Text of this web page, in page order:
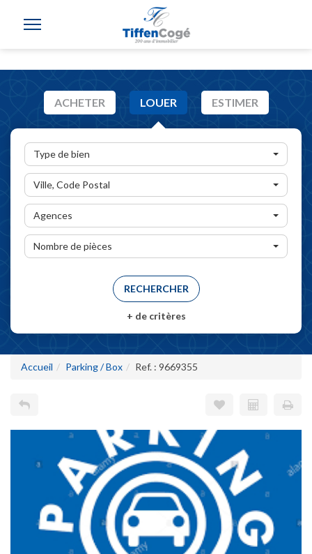
ACHETER LOUER ESTIMER
Type de bien
Ville, Code Postal
Agences
Nombre de pièces
+ de critères
Accueil Parking / Box Ref. : 9669355